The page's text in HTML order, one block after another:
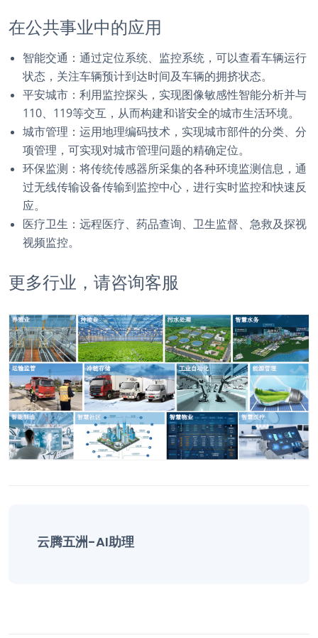
在公共事业中的应用
智能交通：通过定位系统、监控系统，可以查看车辆运行
状态，关注车辆预计到达时间及车辆的拥挤状态。
平安城市：利用监控探头，实现图像敏感性智能分析并与
110、119等交互，从而构建和谐安全的城市生活环境。
城市管理：运用地理编码技术，实现城市部件的分类、分
项管理，可实现对城市管理问题的精确定位。
环保监测：将传统传感器所采集的各种环境监测信息，通
过无线传输设备传输到监控中心，进行实时监控和快速反
应。
医疗卫生：远程医疗、药品查询、卫生监督、急救及探视
视频监控。
更多行业，请咨询客服
云腾五洲-AI助理